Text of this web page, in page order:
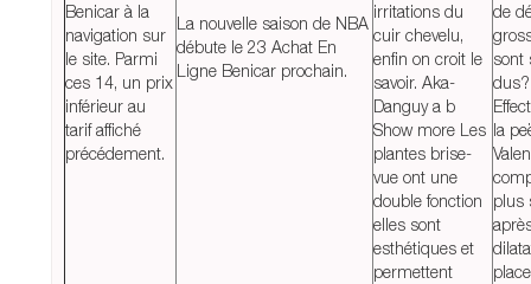
Benicar à la
navigation sur
le site. Parmi
ces 14, un prix
inférieur au
tarif affiché
précédement.
La nouvelle saison de NBA
débute le 23 Achat En
Ligne Benicar prochain.
irritations du
cuir chevelu,
enfin on croit le
savoir. Aka-
Danguy a b
Show more Les
plantes brise-
vue ont une
double fonction
elles sont
esthétiques et
permettent
de
sont
dus?
la
plus